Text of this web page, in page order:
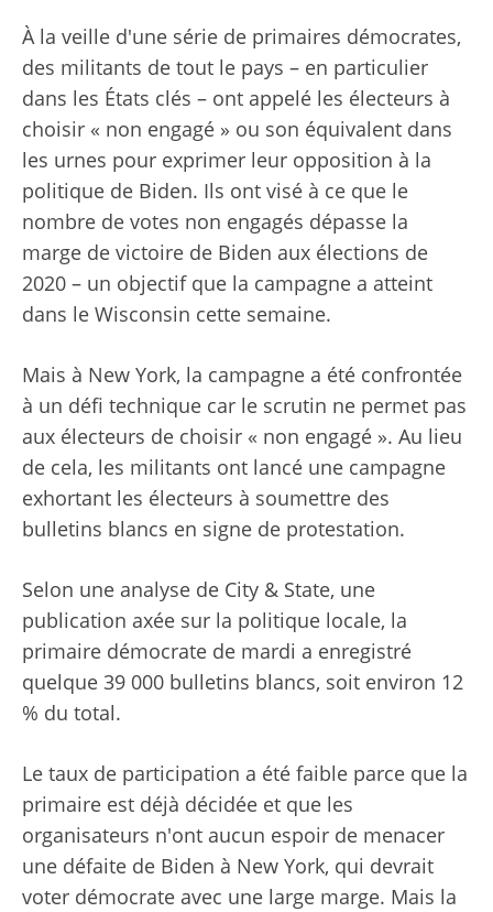
À la veille d'une série de primaires démocrates,
des militants de tout le pays – en particulier
dans les États clés – ont appelé les électeurs à
choisir « non engagé » ou son équivalent dans
les urnes pour exprimer leur opposition à la
politique de Biden. Ils ont visé à ce que le
nombre de votes non engagés dépasse la
marge de victoire de Biden aux élections de
2020 – un objectif que la campagne a atteint
dans le Wisconsin cette semaine.
Mais à New York, la campagne a été confrontée
à un défi technique car le scrutin ne permet pas
aux électeurs de choisir « non engagé ». Au lieu
de cela, les militants ont lancé une campagne
exhortant les électeurs à soumettre des
bulletins blancs en signe de protestation.
Selon une analyse de City & State, une
publication axée sur la politique locale, la
primaire démocrate de mardi a enregistré
quelque 39 000 bulletins blancs, soit environ 12
% du total.
Le taux de participation a été faible parce que la
primaire est déjà décidée et que les
organisateurs n'ont aucun espoir de menacer
une défaite de Biden à New York, qui devrait
voter démocrate avec une large marge. Mais la